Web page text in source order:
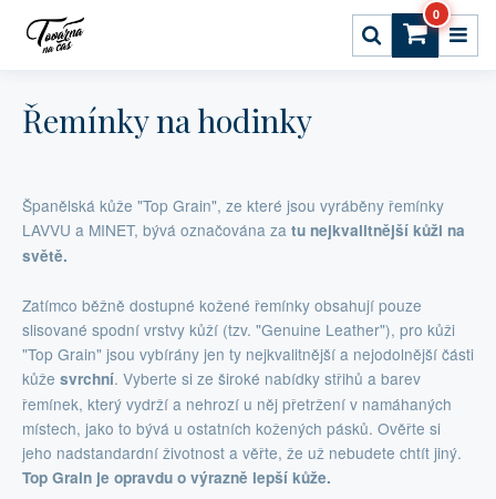
0
Řemínky na hodinky
Španělská kůže "Top Grain", ze které jsou vyráběny řemínky
LAVVU a MINET, bývá označována za tu nejkvalitnější kůži na
světě.
Zatímco běžně dostupné kožené řemínky obsahují pouze
slisované spodní vrstvy kůží (tzv. "Genuine Leather"), pro kůži
"Top Grain" jsou vybírány jen ty nejkvalitnější a nejodolnější části
kůže svrchní. Vyberte si ze široké nabídky střihů a barev
řemínek, který vydrží a nehrozí u něj přetržení v namáhaných
místech, jako to bývá u ostatních kožených pásků. Ověřte si
jeho nadstandardní životnost a věřte, že už nebudete chtít jiný.
Top Grain je opravdu o výrazně lepší kůže.